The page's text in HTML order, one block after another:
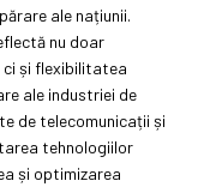
ale națiunii.
nu doar
ci și flexibilitatea
ale industriei de
de telecomunicații și
tehnologiilor
și optimizarea